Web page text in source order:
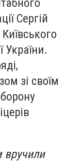
Сергій
України.
зі своїм
вручили